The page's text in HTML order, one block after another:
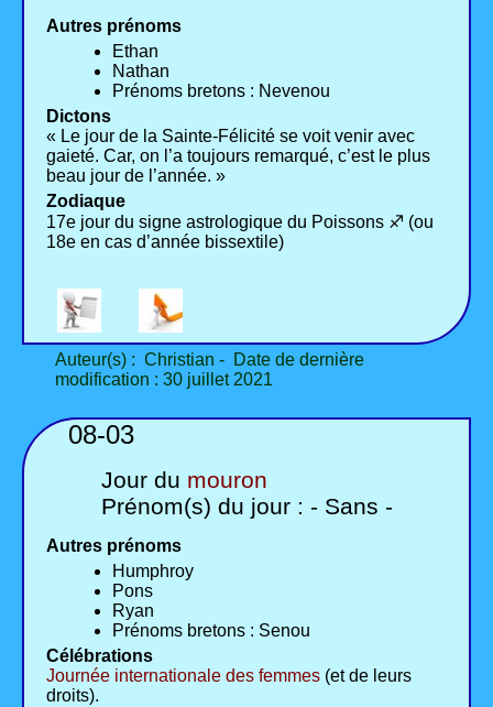
Autres prénoms
Ethan
Nathan
Prénoms bretons : Nevenou
Dictons
« Le jour de la Sainte-Félicité se voit venir avec
gaieté. Car, on l’a toujours remarqué, c’est le plus
beau jour de l’année. »
Zodiaque
17e jour du signe astrologique du Poissons ♐ (ou
18e en cas d’année bissextile)
Auteur(s) : Christian - Date de dernière
modification : 30 juillet 2021
08-03
Jour du mouron
Prénom(s) du jour : - Sans -
Autres prénoms
Humphroy
Pons
Ryan
Prénoms bretons : Senou
Célébrations
Journée internationale des femmes (et de leurs
droits).